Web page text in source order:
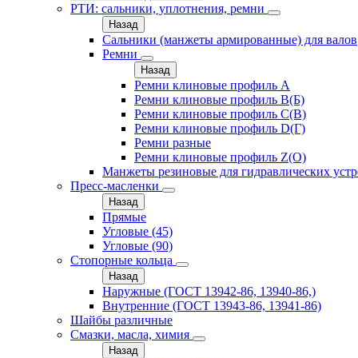
РТИ: сальники, уплотнения, ремни
Назад
Сальники (манжеты армированные) для валов
Ремни
Назад
Ремни клиновые профиль A
Ремни клиновые профиль B(Б)
Ремни клиновые профиль C(В)
Ремни клиновые профиль D(Г)
Ремни разные
Ремни клиновые профиль Z(О)
Манжеты резиновые для гидравлических
Пресс-масленки
Назад
Прямые
Угловые (45)
Угловые (90)
Стопорные кольца
Назад
Наружные (ГОСТ 13942-86, 13940-86,)
Внутренние (ГОСТ 13943-86, 13941-86)
Шайбы различные
Смазки, масла, химия
Назад